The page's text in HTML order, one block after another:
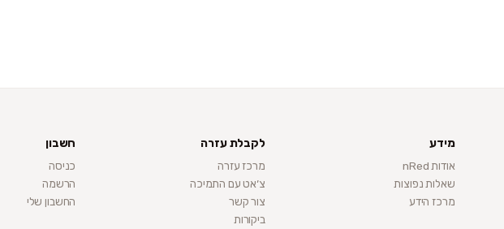
מידע
אודות nRed
שאלות נפוצות
מרכז הידע
לקבלת עזרה
מרכז עזרה
צ׳אט עם התמיכה
צור קשר
ביקורות
חשבון
כניסה
הרשמה
החשבון שלי